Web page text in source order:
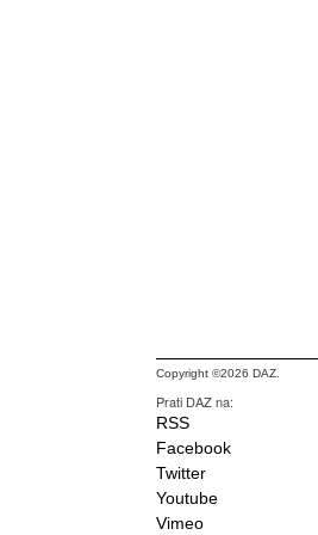
Copyright ©2026 DAZ.
Prati DAZ na:
RSS
Facebook
Twitter
Youtube
Vimeo